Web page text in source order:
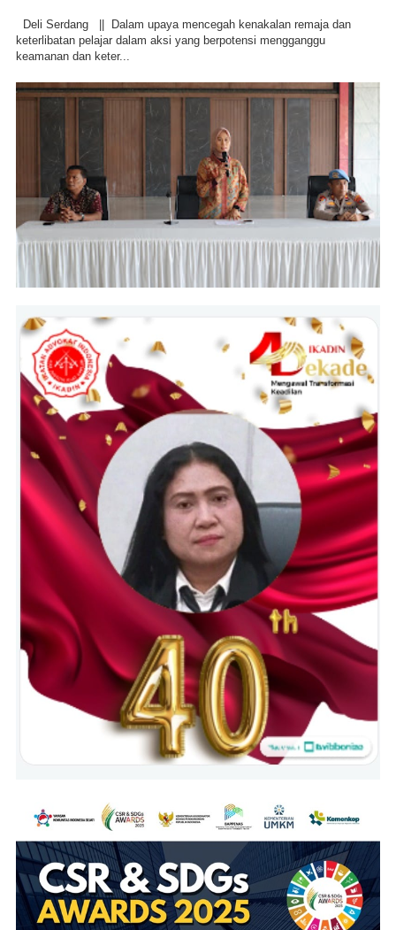
Deli Serdang || Dalam upaya mencegah kenakalan remaja dan
keterlibatan pelajar dalam aksi yang berpotensi mengganggu
keamanan dan keter...